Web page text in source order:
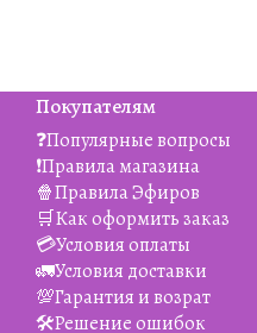
Покупателям
❓Популярные вопросы
❗️Правила магазина
🍿Правила Эфиров
🛒Как оформить заказ
💳Условия оплаты
🚛Условия доставки
💯Гарантия и возрат
🛠️Решение ошибок